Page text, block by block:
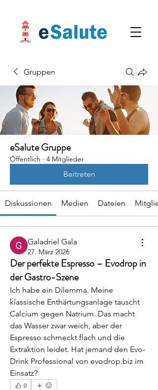
Gruppen
eSalute Gruppe
Öffentlich · 4 Mitglieder
Beitreten
Diskussionen Medien Dateien
Galadriel Gala
27. März 2026
Der perfekte Espresso – Evodrop in
der Gastro-Szene
Ich habe ein Dilemma. Meine
klassische Enthärtungsanlage tauscht
Calcium gegen Natrium. Das macht
das Wasser zwar weich, aber der
Espresso schmeckt flach und die
Extraktion leidet. Hat jemand den Evo-
Drink Professional von evodrop.biz im
Einsatz?
0